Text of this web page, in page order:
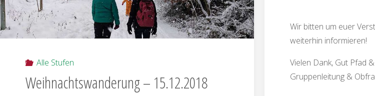
Wir bitten um euer
weiterhin informieren!
Vielen Dank, Gut Pfad
Gruppenleitung &
Alle Stufen
Weihnachtswanderung – 15.12.2018